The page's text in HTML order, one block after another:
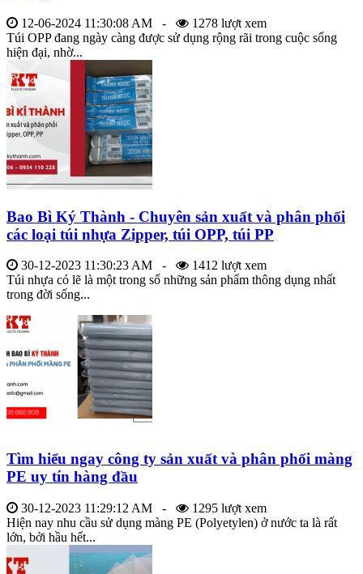
12-06-2024 11:30:08 AM -
1278 lượt xem
Túi OPP đang ngày càng được sử dụng rộng rãi trong cuộc sống
hiện đại, nhờ...
Bao Bì Ký Thành - Chuyên sản xuất và phân phối
các loại túi nhựa Zipper, túi OPP, túi PP
30-12-2023 11:30:23 AM -
1412 lượt xem
Túi nhựa có lẽ là một trong số những sản phẩm thông dụng nhất
trong đời sống...
Tìm hiểu ngay công ty sản xuất và phân phối màng
PE uy tín hàng đầu
30-12-2023 11:29:12 AM -
1295 lượt xem
Hiện nay nhu cầu sử dụng màng PE (Polyetylen) ở nước ta là rất
lớn, bởi hầu hết...